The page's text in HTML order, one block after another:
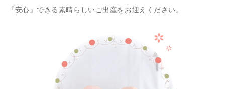
『安心』できる素晴らしいご出産をお迎えください。